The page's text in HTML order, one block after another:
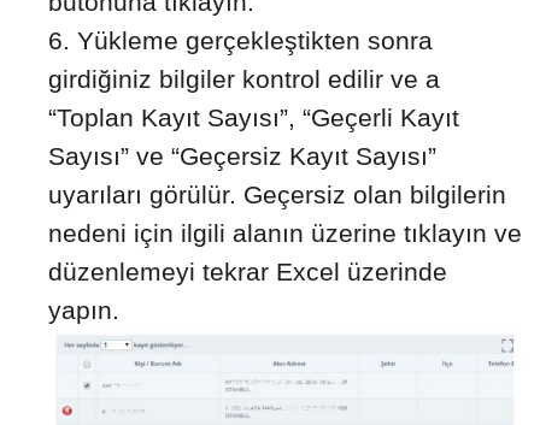
Yükleme gerçekleştikten sonra
girdiğiniz bilgiler kontrol edilir ve a
“Toplan Kayıt Sayısı”, “Geçerli Kayıt
Sayısı” ve “Geçersiz Kayıt Sayısı”
uyarıları görülür. Geçersiz olan bilgilerin
nedeni için ilgili alanın üzerine tıklayın ve
düzenlemeyi tekrar Excel üzerinde
yapın.